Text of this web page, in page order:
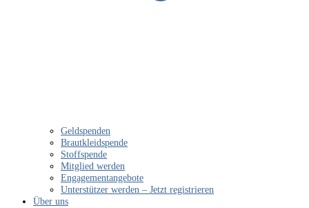
Geldspenden
Brautkleidspende
Stoffspende
Mitglied werden
Engagementangebote
Unterstützer werden – Jetzt registrieren
Über uns